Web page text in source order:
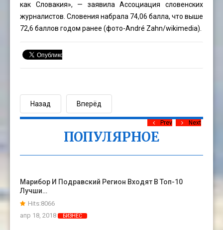
как Словакия», — заявила Ассоциация словенских
журналистов. Словения набрала 74,06 балла, что выше
72,6 баллов годом ранее (фото-André Zahn/wikimedia).
Назад Вперёд
ПОПУЛЯРНОЕ
Prev Next
Марибор И Подравский Регион Входят В Топ-10
Лучши…
Hits:8066
апр 18, 2018
БИЗНЕС